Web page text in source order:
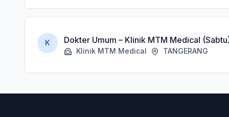
K Dokter Umum – Klinik MTM Medical
Klinik MTM Medical TANGERANG